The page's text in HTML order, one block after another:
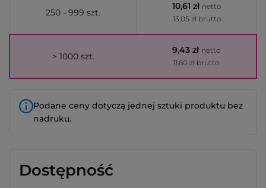
250 - 999 szt.
10,61 zł netto
13,05 zł brutto
> 1000 szt.
9,43 zł netto
11,60 zł brutto
Podane ceny dotyczą jednej sztuki produktu bez
nadruku.
Dostępność